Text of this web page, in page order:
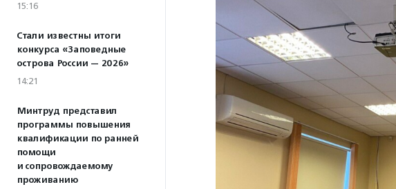
15:16
Стали известны итоги
конкурса «Заповедные
острова России — 2026»
14:21
Минтруд представил
программы повышения
квалификации по ранней
помощи
и сопровождаемому
проживанию